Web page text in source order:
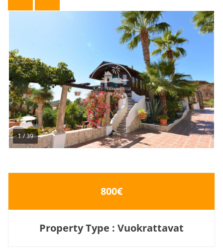
1/39
800€
Property Type : Vuokrattavat